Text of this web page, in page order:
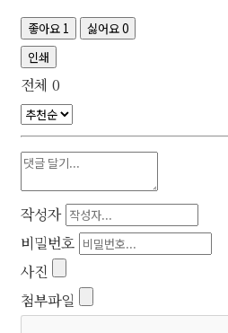
좋아요 1 싫어요0
인쇄
전체 0
작성자
비밀번호
사진
첨부파일